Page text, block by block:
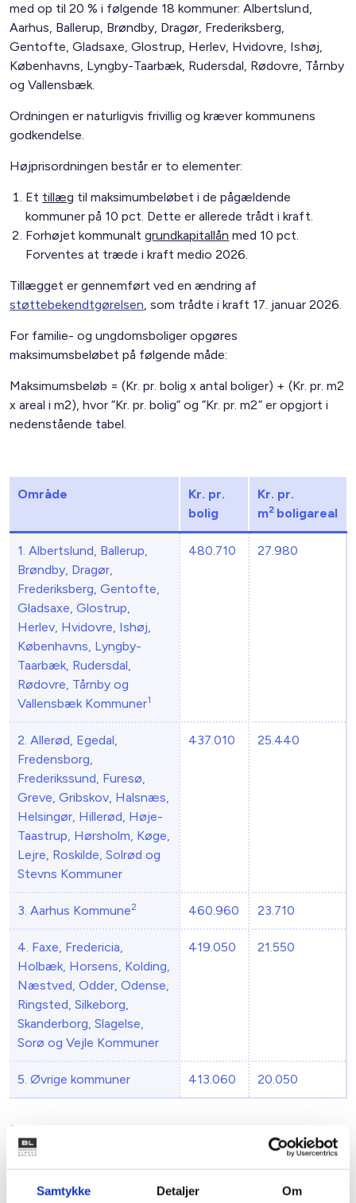
Samtykke Detaljer Om
med op til 20 % i følgende 18 kommuner: Albertslund,
Aarhus, Ballerup, Brøndby, Dragør, Frederiksberg,
Gentofte, Gladsaxe, Glostrup, Herlev, Hvidovre, Ishøj,
Københavns, Lyngby-Taarbæk, Rudersdal, Rødovre, Tårnby
og Vallensbæk.
Ordningen er naturligvis frivillig og kræver kommunens
godkendelse.
Højprisordningen består er to elementer:
Et tillæg til maksimumbeløbet i de pågældende
kommuner på 10 pct. Dette er allerede trådt i kraft.
Forhøjet kommunaltgrundkapitallån med 10 pct.
Forventes at træde i kraft medio 2026.
Tillægget er gennemført ved en ændring af
støttebekendtgørelsen, som trådte i kraft 17. januar 2026.
For familie- og ungdomsboliger opgøres
maksimumsbeløbet på følgende måde:
Maksimumsbeløb = (Kr. pr. bolig x antal boliger) + (Kr. pr. m2
x areal i m2), hvor ”Kr. pr. bolig” og ”Kr. pr. m2” er opgjort i
nedenstående tabel.
Område
Kr. pr.
bolig
Kr. pr.
m2 boligareal
1. Albertslund, Ballerup,
Brøndby, Dragør,
Frederiksberg, Gentofte,
Gladsaxe, Glostrup,
Herlev, Hvidovre, Ishøj,
Københavns, Lyngby-
Taarbæk, Rudersdal,
Rødovre, Tårnby og
Vallensbæk Kommuner1
480.710 27.980
2. Allerød, Egedal,
Fredensborg,
Frederikssund, Furesø,
Greve, Gribskov, Halsnæs,
Helsingør, Hillerød, Høje-
Taastrup, Hørsholm, Køge,
Lejre, Roskilde, Solrød og
Stevns Kommuner
437.010 25.440
3. Aarhus Kommune2 460.960 23.710
4. Faxe, Fredericia,
Holbæk, Horsens, Kolding,
Næstved, Odder, Odense,
Ringsted, Silkeborg,
Skanderborg, Slagelse,
Sorø og Vejle Kommuner
419.050 21.550
5. Øvrige kommuner 413.060 20.050
1
2026 til 31. december 2035 til maksimumsbeløbet i
område 2 ("standardbeløbet") plus et tillæg. Tillægget
udgør i perioden 17. januar 2026 til 31. december 2032 10